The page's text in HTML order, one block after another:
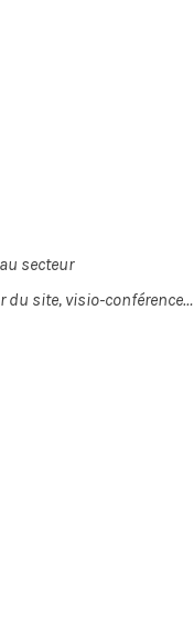
secteur
du site, visio-conférence…